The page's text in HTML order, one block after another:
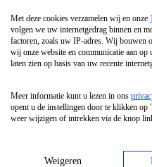
Schermgrootte 85 Inch
Schermgrootte 98 Inch
Tcl
Hd Led Tv
Antennekabel
Met deze cookies verzamelen wij en onze
volgen we uw internetgedrag binnen en
factoren, zoals uw IP-adres. Wij bouwen
wij onze website en communicatie aan
laten zien op basis van uw recente
Meer informatie kunt u lezen in ons
opent u de instellingen door te klikken op
weer wijzigen of intrekken via de knop
Weigeren